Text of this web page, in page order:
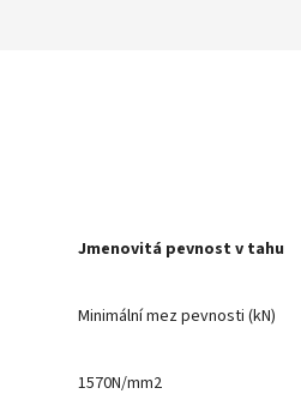
Jmenovitá pevnost v tahu
Minimální mez pevnosti (kN)
1570N/mm2